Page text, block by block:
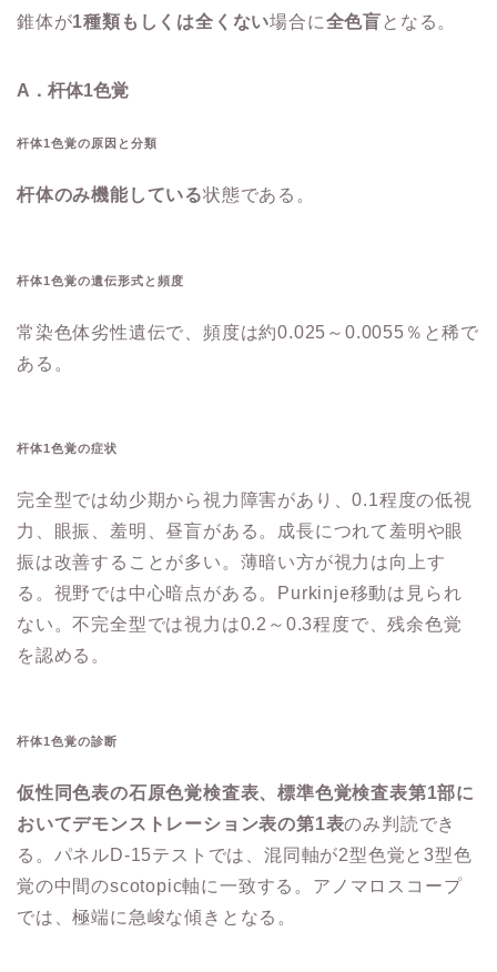
錐体が1種類もしくは全くない場合に全色盲 となる。
A．杆体1色覚
杆体1色覚の原因と分類
杆体のみ機能している状態である。
杆体1色覚の遺伝形式と頻度
常染色体劣性遺伝で、頻度は約0.025～0.0055％と稀で
ある。
杆体1色覚の症状
完全型では幼少期から視力障害があり、0.1程度の低視
力、眼振、羞明、昼盲がある。成長につれて羞明や眼
振は改善することが多い。薄暗い方が視力は向上す
る。視野では中心暗点がある。Purkinje移動は見られ
ない。不完全型では視力は0.2～0.3程度で、残余色覚
を認める。
杆体1色覚の診断
仮性同色表の石原色覚検査表、標準色覚検査表第1部に
おいてデモンストレーション表の第1表のみ判読でき
る。パネルD-15テストでは、混同軸が2型色覚と3型色
覚の中間のscotopic軸に一致する。アノマロスコープ
では、極端に急峻な傾きとなる。